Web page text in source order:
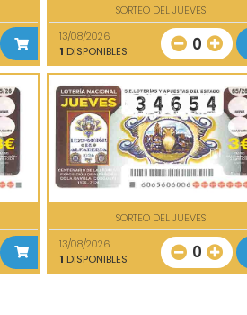
SORTEO DEL JUEVES
13/08/2026
1 DISPONIBLES 0
SORTEO DEL JUEVES
13/08/2026
1 DISPONIBLES 0